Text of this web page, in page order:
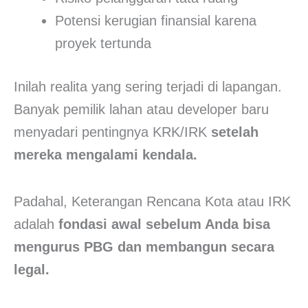
Potensi kerugian finansial karena
proyek tertunda
Inilah realita yang sering terjadi di lapangan.
Banyak pemilik lahan atau developer baru
menyadari pentingnya KRK/IRK setelah
mereka mengalami kendala.
Padahal, Keterangan Rencana Kota atau IRK
adalah fondasi awal sebelum Anda bisa
mengurus PBG dan membangun secara
legal.